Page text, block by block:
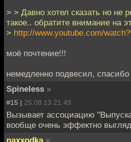
> > Давно хотел сказать но не
такое.. обратите внимание на
> http://www.youtube.com/
моё почтение!!!
немедленно подвесил, спасибо
Spineless »
#15 | 25.08.13 21:49
Вызывает ассоциацию
вообще очень эффектно